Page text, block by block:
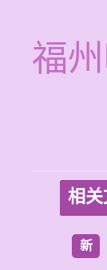
福
相
新